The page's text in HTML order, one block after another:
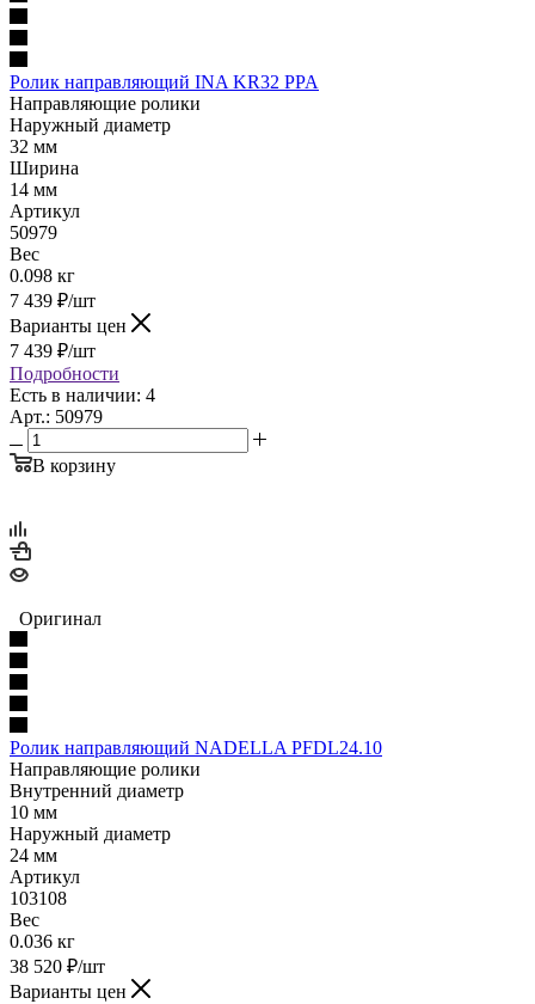
Ролик направляющий INA KR32 PPA
Направляющие ролики
Наружный диаметр
32 мм
Ширина
14 мм
Артикул
50979
Вес
0.098 кг
7 439 ₽/шт
Варианты цен
7 439 ₽/шт
Подробности
Есть в наличии: 4
Арт.: 50979
В корзину
Оригинал
Ролик направляющий NADELLA PFDL24.10
Направляющие ролики
Внутренний диаметр
10 мм
Наружный диаметр
24 мм
Артикул
103108
Вес
0.036 кг
38 520 ₽/шт
Варианты цен